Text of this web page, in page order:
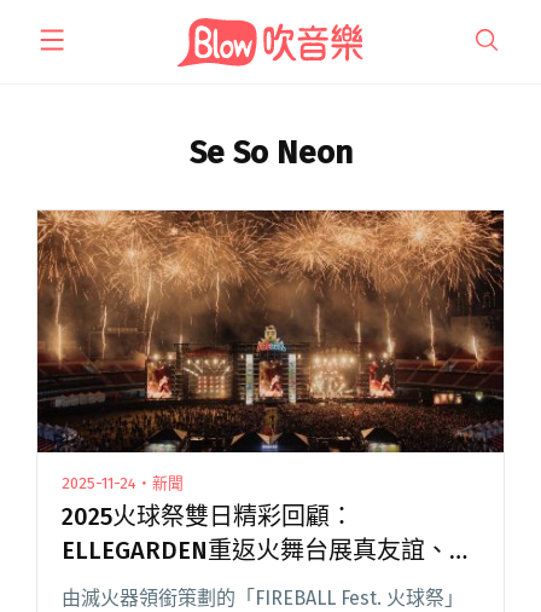
Se So Neon
2025-11-24・新聞
2025火球祭雙日精彩回顧：
ELLEGARDEN重返火舞台展真友誼、滅
火器邀「大師兄」林智勝重返球場舞台
由滅火器領銜策劃的「FIREBALL Fest. 火球祭」